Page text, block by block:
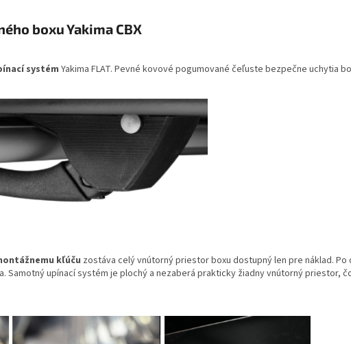
boxu Yakima CBX
systém Yakima FLAT. Pevné kovové pogumované čeľuste bezpečne uchytia
kľúču zostáva celý vnútorný priestor boxu dostupný len pre náklad.
Samotný upínací systém je plochý a nezaberá prakticky žiadny vnútorný priestor,